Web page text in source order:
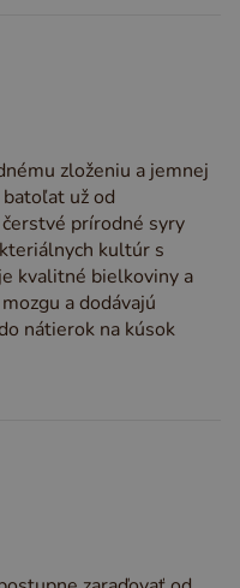
zloženiu a jemnej
už od
prírodné syry
kultúr s
kvalitné bielkoviny a
a dodávajú
nátierok na kúsok